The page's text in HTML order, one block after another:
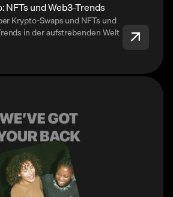
NFTs und Web3-Trends
Krypto-Swaps und NFTs und
in der aufstrebenden Welt